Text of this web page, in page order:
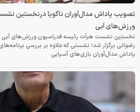
تصویب پاداش مدال‌آوران ناگویا درنخستین
ورزش‌های آبی
نخستین نشست هیأت رئیسه فدراسیون ورزش‌های آبی
رضوانی برگزار شد؛ نشستی که علاوه بر بررسی
پاداش مدال‌آوران بازی‌های آسیایی